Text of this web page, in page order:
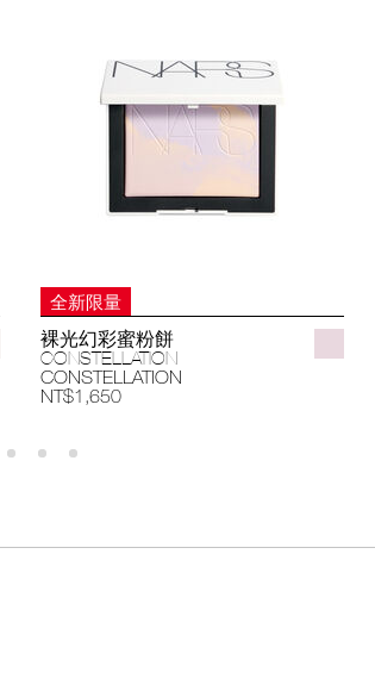
全新限量
裸光幻彩蜜粉餅
CONSTELLATION
CONSTELLATION
NT$1,650